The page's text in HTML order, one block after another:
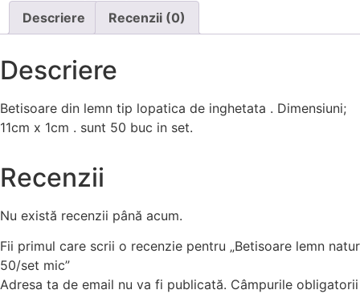
Descriere
Recenzii (0)
Descriere
Betisoare din lemn tip lopatica de inghetata . Dimensiuni;
11cm x 1cm . sunt 50 buc in set.
Recenzii
Nu există recenzii până acum.
Fii primul care scrii o recenzie pentru „Betisoare lemn natur
50/set mic”
Adresa ta de email nu va fi publicată. Câmpurile obligatorii